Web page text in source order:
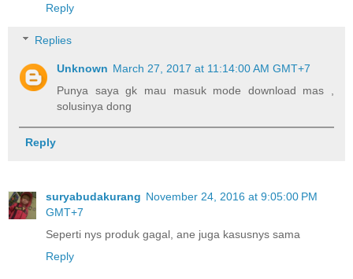
Reply
Replies
Unknown March 27, 2017 at 11:14:00 AM GMT+7
Punya saya gk mau masuk mode download mas ,
solusinya dong
Reply
suryabudakurang November 24, 2016 at 9:05:00 PM
GMT+7
Seperti nys produk gagal, ane juga kasusnys sama
Reply